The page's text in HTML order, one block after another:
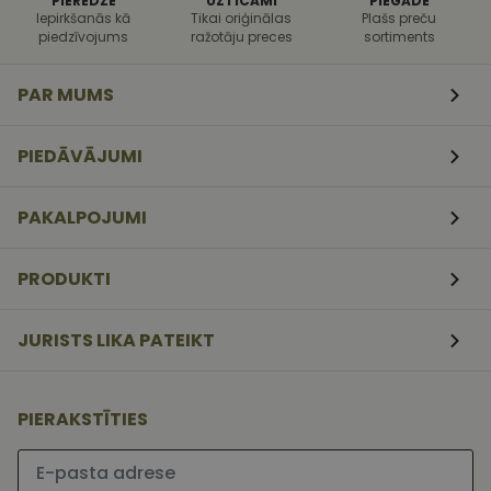
Iepirkšanās kā
piedzīvojums
Tikai oriģinālas
ražotāju preces
Plašs preču
sortiments
PAR MUMS
PIEDĀVĀJUMI
PAKALPOJUMI
PRODUKTI
JURISTS LIKA PATEIKT
PIERAKSTĪTIES
Lūdzu ievadiet e-pasta adresi
tīmekļa
veidlapām.
Script.com
sīkfailu
lai Cookie-
darbotos